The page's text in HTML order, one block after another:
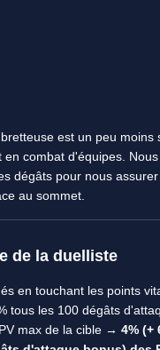
est un peu moins
en combat d'équipes. Nous
dégâts pour nous
au sommet.
de la duelliste
en touchant les points
tous les 100 dégâts
max de la cible → 4% (+